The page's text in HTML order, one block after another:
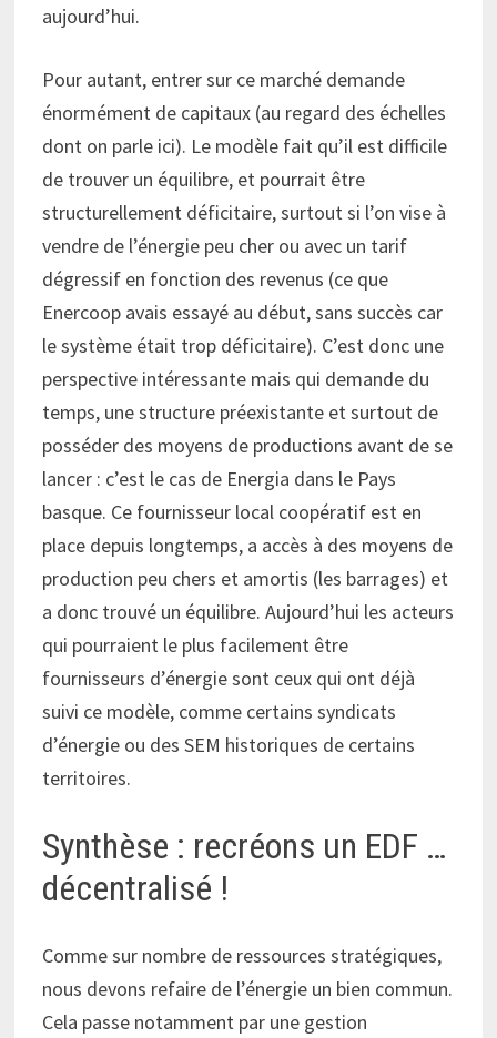
aujourd’hui.
Pour autant, entrer sur ce marché demande
énormément de capitaux (au regard des échelles
dont on parle ici). Le modèle fait qu’il est difficile
de trouver un équilibre, et pourrait être
structurellement déficitaire, surtout si l’on vise à
vendre de l’énergie peu cher ou avec un tarif
dégressif en fonction des revenus (ce que
Enercoop avais essayé au début, sans succès car
le système était trop déficitaire). C’est donc une
perspective intéressante mais qui demande du
temps, une structure préexistante et surtout de
posséder des moyens de productions avant de se
lancer : c’est le cas de Energia dans le Pays
basque. Ce fournisseur local coopératif est en
place depuis longtemps, a accès à des moyens de
production peu chers et amortis (les barrages) et
a donc trouvé un équilibre. Aujourd’hui les acteurs
qui pourraient le plus facilement être
fournisseurs d’énergie sont ceux qui ont déjà
suivi ce modèle, comme certains syndicats
d’énergie ou des SEM historiques de certains
territoires.
Synthèse : recréons un EDF …
décentralisé !
Comme sur nombre de ressources stratégiques,
nous devons refaire de l’énergie un bien commun.
Cela passe notamment par une gestion